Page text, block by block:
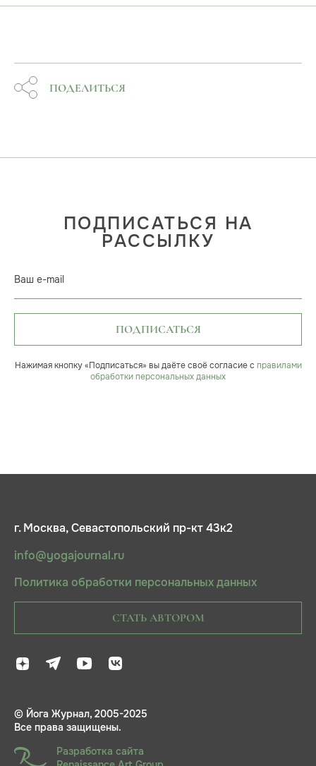
ПОДЕЛИТЬСЯ
ПОДПИСАТЬСЯ НА
РАССЫЛКУ
Ваш e-mail
ПОДПИСАТЬСЯ
Нажимая кнопку «Подписаться» вы даёте своё согласие с правилами
обработки персональных данных
г. Москва, Севастопольский пр-кт 43к2
info@yogajournal.ru
Политика обработки персональных данных
СТАТЬ АВТОРОМ
© Йога Журнал, 2005-2025
Все права защищены.
Разработка сайта